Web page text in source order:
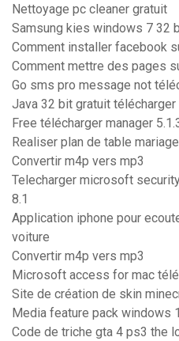
Nettoyage pc cleaner gratuit
Samsung kies windows 7 32
Comment installer facebook
Comment mettre des pages
Go sms pro message not
Java 32 bit gratuit
Free télécharger manager
Realiser plan de table
Convertir m4p vers mp3
Telecharger microsoft
8.1
Application iphone pour
voiture
Convertir m4p vers mp3
Microsoft access for mac
Site de création de skin
Media feature pack windows
Code de triche gta 4 ps3 the